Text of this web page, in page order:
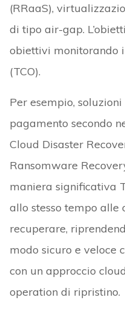
(RRaaS),
di tipo air-gap.
obiettivi monitorando
(TCO).
Per esempio,
pagamento secondo
Cloud Disaster
Ransomware
maniera significativa
allo stesso tempo alle
recuperare,
modo sicuro e veloce
con un approccio
operation di ripristino.